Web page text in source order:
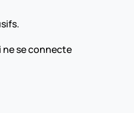
ne se connecte